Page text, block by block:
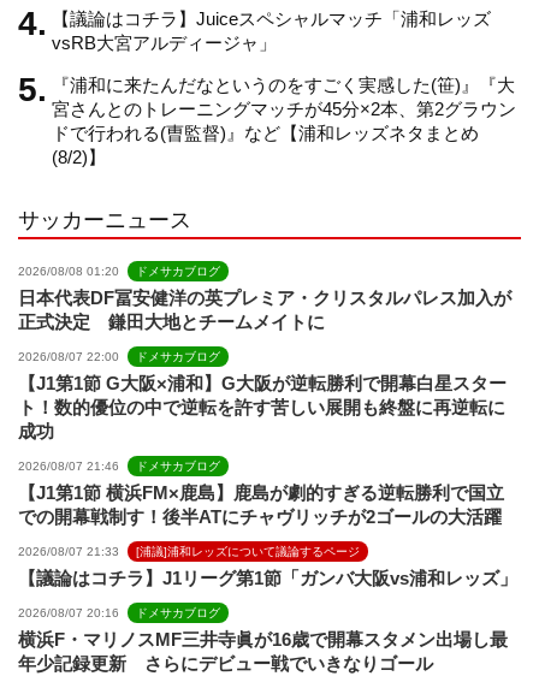
e
【議論はコチラ】Juiceスペシャルマッチ「浦和レッズ
vsRB大宮アルディージャ」
『浦和に来たんだなというのをすごく実感した(笹)』『大
宮さんとのトレーニングマッチが45分×2本、第2グラウン
ドで行われる(曺監督)』など【浦和レッズネタまとめ
(8/2)】
サッカーニュース
2026/08/08 01:20 ドメサカブログ
日本代表DF冨安健洋の英プレミア・クリスタルパレス加入が
正式決定 鎌田大地とチームメイトに
2026/08/07 22:00 ドメサカブログ
【J1第1節 G大阪×浦和】G大阪が逆転勝利で開幕白星スター
ト！数的優位の中で逆転を許す苦しい展開も終盤に再逆転に
成功
2026/08/07 21:46 ドメサカブログ
【J1第1節 横浜FM×鹿島】鹿島が劇的すぎる逆転勝利で国立
での開幕戦制す！後半ATにチャヴリッチが2ゴールの大活躍
2026/08/07 21:33 [浦議]浦和レッズについて議論するページ
【議論はコチラ】J1リーグ第1節「ガンバ大阪vs浦和レッズ」
2026/08/07 20:16 ドメサカブログ
横浜F・マリノスMF三井寺眞が16歳で開幕スタメン出場し最
年少記録更新 さらにデビュー戦でいきなりゴール